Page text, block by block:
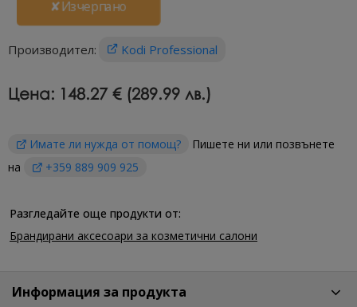
✘Изчерпано
Производител: Kodi Professional
Цена: 148.27 € (289.99 лв.)
Имате ли нужда от помощ?
Пишете ни или позвънете
на
+359 889 909 925
Разгледайте още продукти от:
Брандирани аксесоари за козметични салони
Информация за продукта